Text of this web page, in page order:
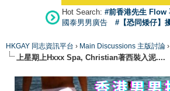
Hot Search: #前香港先生 Flow
國泰男男廣告
#【恐同矮仔】
HKGAY 同志資訊平台 › Main Discussions 主版討論 ›
上星期上Hxxx Spa, Christian著西裝入泥....